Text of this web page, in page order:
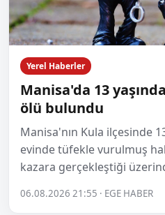
Yerel Haberler
Manisa'da 13
ölü bulundu
Manisa'nın Kula ilçesinde
evinde tüfekle vurulmuş
kazara gerçekleştiği
06.08.2026 21:55 · EGE HABER